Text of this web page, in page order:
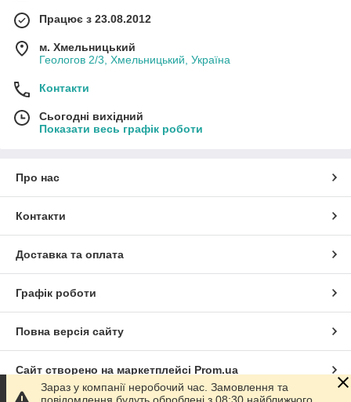
Працює з 23.08.2012
м. Хмельницький
Геологов 2/3, Хмельницький, Україна
Контакти
Сьогодні вихідний
Показати весь графік роботи
Про нас
Контакти
Доставка та оплата
Графік роботи
Повна версія сайту
Сайт створено на маркетплейсі Prom.ua
Зараз у компанії неробочий час. Замовлення та